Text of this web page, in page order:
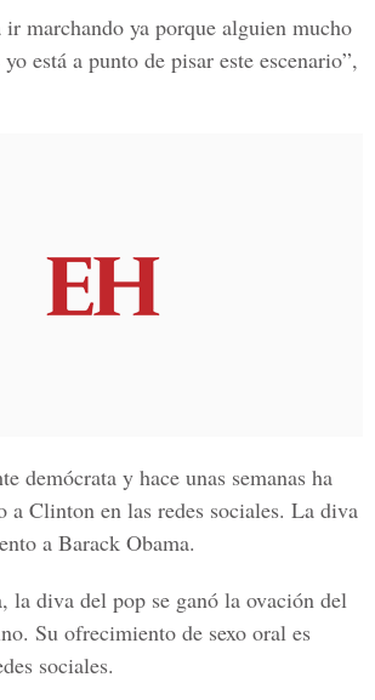
marchando ya porque alguien mucho
está a punto de pisar este escenario”,
demócrata y hace unas semanas ha
a Clinton en las redes sociales. La diva
a Barack Obama.
la diva del pop se ganó la ovación del
Su ofrecimiento de sexo oral es
sociales.